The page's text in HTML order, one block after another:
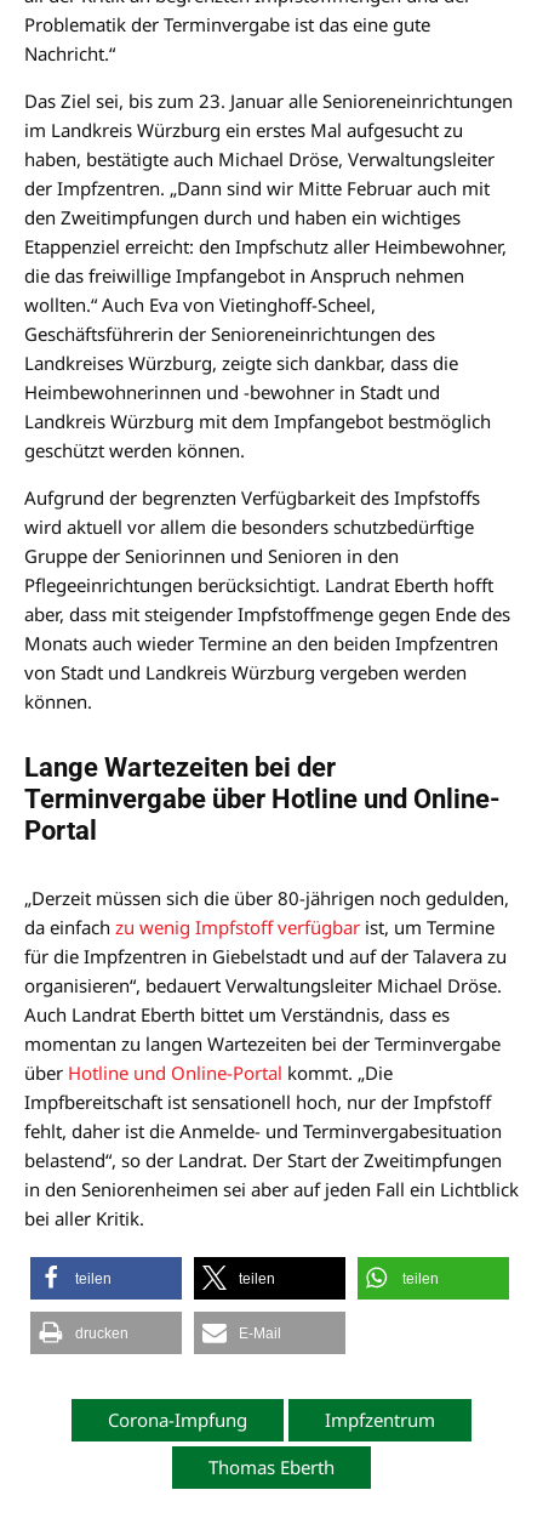
Problematik der Terminvergabe ist das eine gute
Nachricht.“
Das Ziel sei, bis zum 23. Januar alle Senioreneinrichtungen
im Landkreis Würzburg ein erstes Mal aufgesucht zu
haben, bestätigte auch Michael Dröse, Verwaltungsleiter
der Impfzentren. „Dann sind wir Mitte Februar auch mit
den Zweitimpfungen durch und haben ein wichtiges
Etappenziel erreicht: den Impfschutz aller Heimbewohner,
die das freiwillige Impfangebot in Anspruch nehmen
wollten.“ Auch Eva von Vietinghoff-Scheel,
Geschäftsführerin der Senioreneinrichtungen des
Landkreises Würzburg, zeigte sich dankbar, dass die
Heimbewohnerinnen und -bewohner in Stadt und
Landkreis Würzburg mit dem Impfangebot bestmöglich
geschützt werden können.
Aufgrund der begrenzten Verfügbarkeit des Impfstoffs
wird aktuell vor allem die besonders schutzbedürftige
Gruppe der Seniorinnen und Senioren in den
Pflegeeinrichtungen berücksichtigt. Landrat Eberth hofft
aber, dass mit steigender Impfstoffmenge gegen Ende des
Monats auch wieder Termine an den beiden Impfzentren
von Stadt und Landkreis Würzburg vergeben werden
können.
Lange Wartezeiten bei der
Terminvergabe über Hotline und Online-
Portal
„Derzeit müssen sich die über 80-jährigen noch gedulden,
da einfach zu wenig Impfstoff verfügbar ist, um Termine
für die Impfzentren in Giebelstadt und auf der Talavera zu
organisieren“, bedauert Verwaltungsleiter Michael Dröse.
Auch Landrat Eberth bittet um Verständnis, dass es
momentan zu langen Wartezeiten bei der Terminvergabe
über Hotline und Online-Portal kommt. „Die
Impfbereitschaft ist sensationell hoch, nur der Impfstoff
fehlt, daher ist die Anmelde- und Terminvergabesituation
belastend“, so der Landrat. Der Start der Zweitimpfungen
in den Seniorenheimen sei aber auf jeden Fall ein Lichtblick
bei aller Kritik.
teilen teilen teilen
drucken E-Mail
Corona-Impfung
Impfzentrum
Thomas Eberth